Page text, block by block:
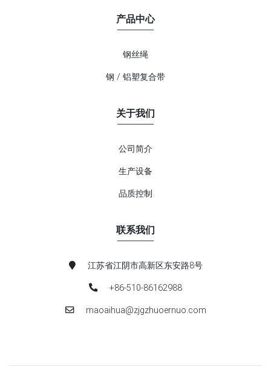
产品中心
钢丝绳
钢 / 铝塑复合带
关于我们
公司简介
生产设备
品质控制
联系我们
江苏省江阴市高新区东安路8号
+86-510-86162988
maoaihua@zjgzhuoernuo.com